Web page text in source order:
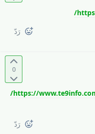
رَدّ
0
https://
رَدّ